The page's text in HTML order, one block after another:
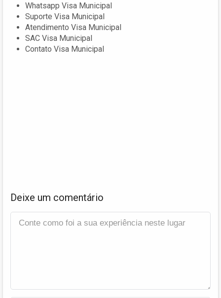
Whatsapp Visa Municipal
Suporte Visa Municipal
Atendimento Visa Municipal
SAC Visa Municipal
Contato Visa Municipal
Deixe um comentário